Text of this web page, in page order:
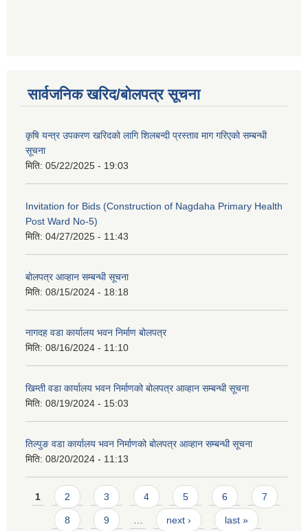
सार्वजनिक खरिद/बोलपत्र सूचना
कृषि यन्त्र उपकरण खरिदको लागि शिलबन्दी प्रस्ताव माग गरिएको सम्बन्धी
सूचना
मिति: 05/22/2025 - 19:03
Invitation for Bids (Construction of Nagdaha Primary Health
Post Ward No-5)
मिति: 04/27/2025 - 11:43
बोलपत्र आव्हान सम्बन्धी सूचना
मिति: 08/15/2024 - 18:18
नागदह वडा कार्यालय भवन निर्माण बोलपत्र
मिति: 08/16/2024 - 11:10
खिम्ती वडा कार्यालय भवन निर्माणको बोलपत्र आव्हान सम्बन्धी सूचना
मिति: 08/19/2024 - 15:03
तिल्पुङ वडा कार्यालय भवन निर्माणको बोलपत्र आव्हान सम्बन्धी सूचना
मिति: 08/20/2024 - 11:13
Pages
1 2 3 4 5 6 7
8 9 next › last »